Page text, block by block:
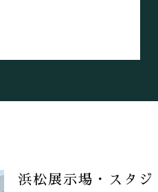
浜松展示場・スタジ